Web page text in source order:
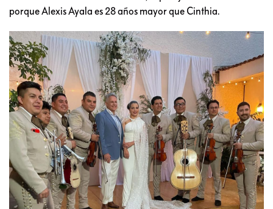
porque Alexis Ayala es 28 años mayor que Cinthia.